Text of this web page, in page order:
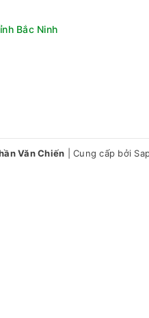
Bắc Ninh
Văn Chiến Cung cấp bởi